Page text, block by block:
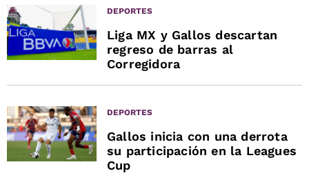
DEPORTES
Liga MX y Gallos descartan
regreso de barras al
Corregidora
DEPORTES
Gallos inicia con una derrota
su participación en la Leagues
Cup